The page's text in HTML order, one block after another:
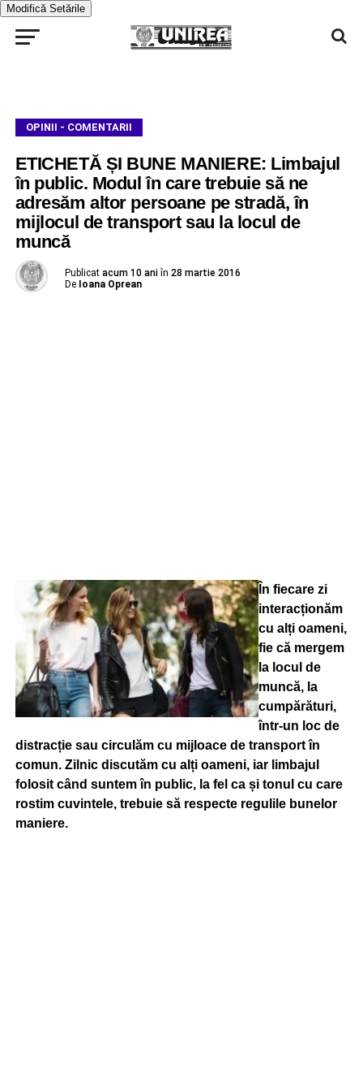
Modifică Setările
OPINII - COMENTARII
ETICHETĂ ȘI BUNE MANIERE: Limbajul
în public. Modul în care trebuie să ne
adresăm altor persoane pe stradă, în
mijlocul de transport sau la locul de
muncă
Publicat acum 10 ani în 28 martie 2016
De Ioana Oprean
În fiecare zi
interacționăm
cu alți oameni,
fie că mergem
la locul de
muncă, la
cumpărături,
într-un loc de
distracție sau circulăm cu mijloace de transport în
comun. Zilnic discutăm cu alți oameni, iar limbajul
folosit când suntem în public, la fel ca și tonul cu care
rostim cuvintele, trebuie să respecte regulile bunelor
maniere.